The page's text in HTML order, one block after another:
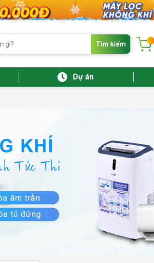
Tìm kiếm ...
Dự án